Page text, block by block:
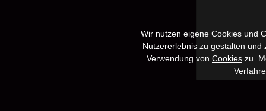
Wir nutzen eigene Cookies und
Nutzererlebnis zu gestalten
Verwendung von Cookies zu.